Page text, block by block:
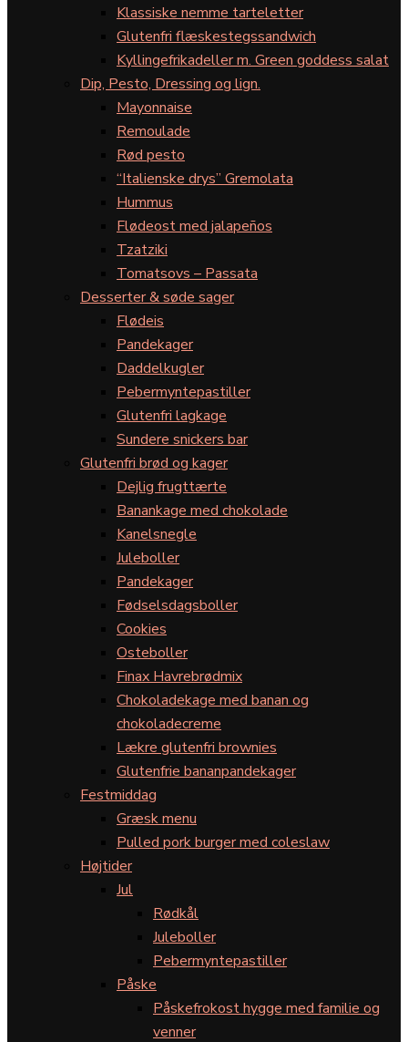
Klassiske nemme tarteletter
Glutenfri flæskestegssandwich
Kyllingefrikadeller m. Green goddess salat
Dip, Pesto, Dressing og lign.
Mayonnaise
Remoulade
Rød pesto
“Italienske drys” Gremolata
Hummus
Flødeost med jalapeños
Tzatziki
Tomatsovs – Passata
Desserter & søde sager
Flødeis
Pandekager
Daddelkugler
Pebermyntepastiller
Glutenfri lagkage
Sundere snickers bar
Glutenfri brød og kager
Dejlig frugttærte
Banankage med chokolade
Kanelsnegle
Juleboller
Pandekager
Fødselsdagsboller
Cookies
Osteboller
Finax Havrebrødmix
Chokoladekage med banan og
chokoladecreme
Lækre glutenfri brownies
Glutenfrie bananpandekager
Festmiddag
Græsk menu
Pulled pork burger med coleslaw
Højtider
Jul
Rødkål
Juleboller
Pebermyntepastiller
Påske
Påskefrokost hygge med familie og
venner